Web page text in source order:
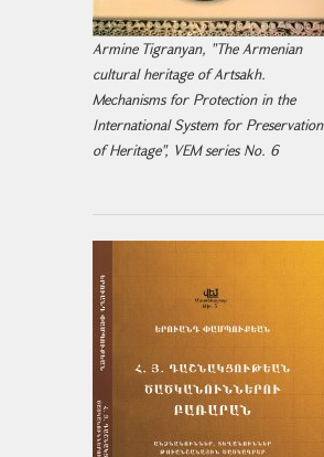
Armine Tigranyan, "The Armenian
cultural heritage of Artsakh.
Mechanisms for Protection in the
International System for Preservation
of Heritage", VEM series No. 6